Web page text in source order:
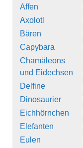
Affen
Axolotl
Bären
Capybara
Chamäleons
und Eidechsen
Delfine
Dinosaurier
Eichhörnchen
Elefanten
Eulen